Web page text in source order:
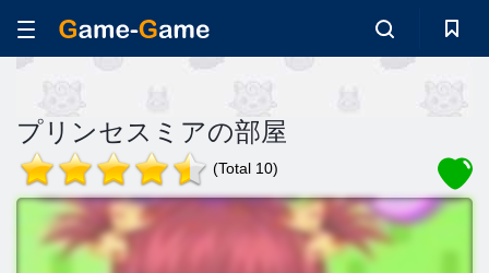
プリンセスミアの部屋
(Total 10)